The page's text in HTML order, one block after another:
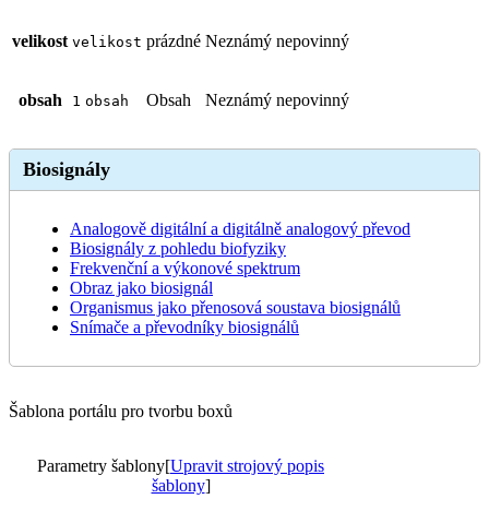
velikost velikost prázdné Neznámý nepovinný
obsah 1 obsah Obsah Neznámý nepovinný
Biosignály
Analogově digitální a digitálně analogový převod
Biosignály z pohledu biofyziky
Frekvenční a výkonové spektrum
Obraz jako biosignál
Organismus jako přenosová soustava biosignálů
Snímače a převodníky biosignálů
Šablona portálu pro tvorbu boxů
Parametry šablony[Upravit strojový popis
šablony]